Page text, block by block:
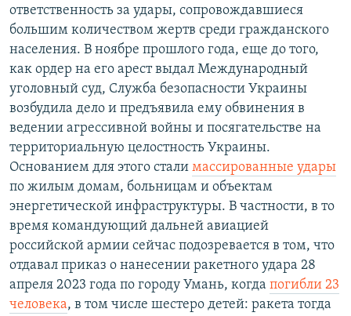
ответственность за удары, сопровождавшиеся
большим количеством жертв среди гражданского
населения. В ноябре прошлого года, еще до того,
как ордер на его арест выдал Международный
уголовный суд, Служба безопасности Украины
возбудила дело и предъявила ему обвинения в
ведении агрессивной войны и посягательстве на
территориальную целостность Украины.
Основанием для этого стали массированные удары
по жилым домам, больницам и объектам
энергетической инфраструктуры. В частности, в то
время командующий дальней авиацией
российской армии сейчас подозревается в том, что
отдавал приказ о нанесении ракетного удара 28
апреля 2023 года по городу Умань, когда погибли 23
человека, в том числе шестеро детей: ракета тогда